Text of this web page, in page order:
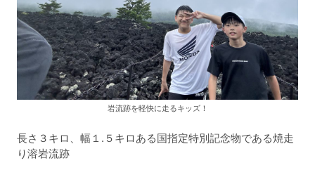
岩流跡を軽快に走るキッズ！
長さ３キロ、幅１.５キロある国指定特別記念物である焼走
り溶岩流跡